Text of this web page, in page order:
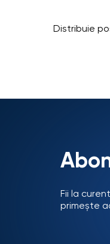
Distribuie
Fii la
primește